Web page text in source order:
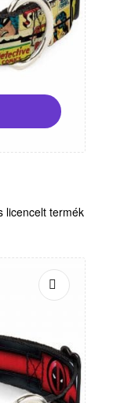
licencelt termék